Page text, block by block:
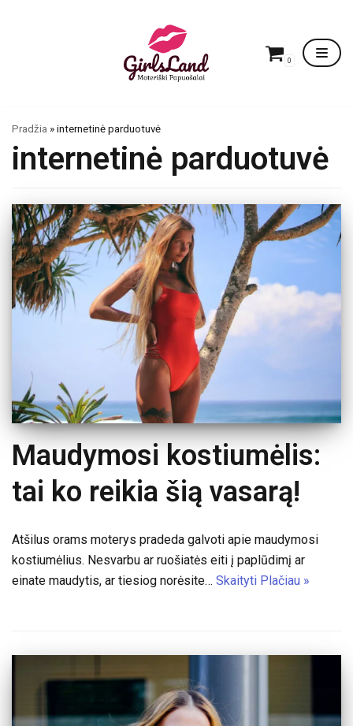
0
Pradžia » internetinė parduotuvė
internetinė parduotuvė
Maudymosi kostiumėlis:
tai ko reikia šią vasarą!
Atšilus orams moterys pradeda galvoti apie maudymosi
kostiumėlius. Nesvarbu ar ruošiatės eiti į paplūdimį ar
einate maudytis, ar tiesiog norėsite… Skaityti Plačiau »